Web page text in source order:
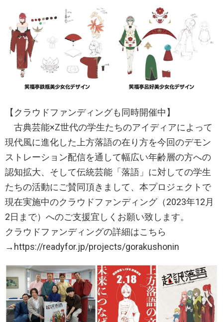
【クラウドファンディングも同時開催中】
古典芸能×Z世代の学生たちのアイディアによって
現代風に進化した上方落語の在り方を今回のデモン
ストレーション配信を通して幅広い年齢層の方への
認知拡大、そして伝統芸能「落語」に対しての学生
たちの活動にご賛同頂きまして、本プロジェクトで
現在実施中のクラウドファンディング（2023年12月
2日まで）へのご支援宜しくお願い致します。
クラウドファンディングの詳細はこちら
→https://readyfor.jp/projects/gorakushonin